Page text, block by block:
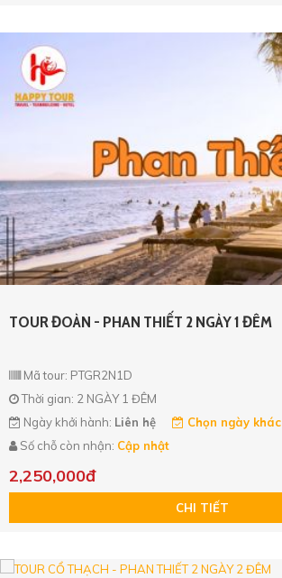
TOUR ĐOÀN - PHAN THIẾT 2 NGÀY 1 ĐÊM
Mã tour: PTGR2N1D
Thời gian: 2 NGÀY 1 ĐÊM
Ngày khởi hành: Liên hệ
Chọn ngày khác
Số chỗ còn nhận: Cập nhật
2,250,000đ
CHI TIẾT